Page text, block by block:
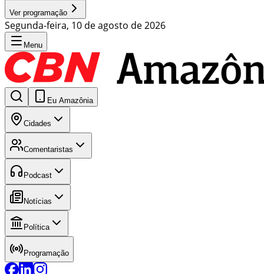
Ver programação
Segunda-feira, 10 de agosto de 2026
Menu
Eu Amazônia
Cidades
Comentaristas
Podcast
Notícias
Política
Programação